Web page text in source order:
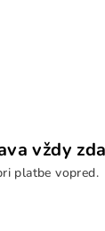
vždy
platbe vopred.